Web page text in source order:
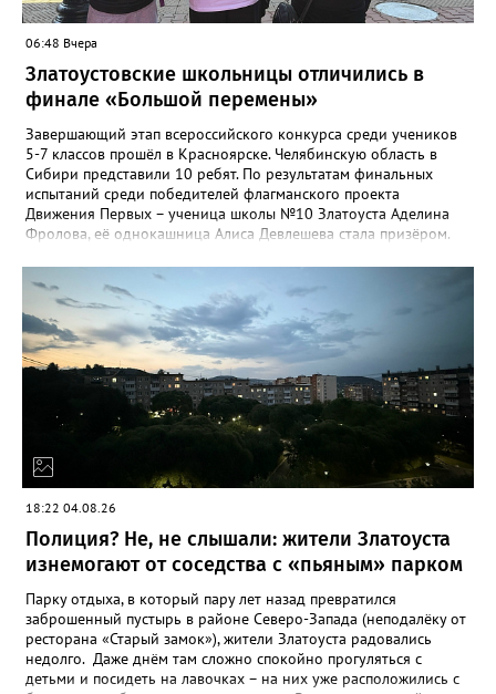
06:48 Вчера
Златоустовские школьницы отличились в
финале «Большой перемены»
Завершающий этап всероссийского конкурса среди учеников
5-7 классов прошёл в Красноярске. Челябинскую область в
Сибири представили 10 ребят. По результатам финальных
испытаний среди победителей флагманского проекта
Движения Первых – ученица школы №10 Златоуста Аделина
Фролова, её однокашница Алиса Девлешева стала призёром.
федеральном университете с участием Президента Российской
Федерации Владимира Путина, который поздравил участников
с успешным завершением конкурса и отметил значимость
проекта для развития талантливой молодёжи», - сообщили в
Движении Первых Златоуста. Победителей Всероссийского
конкурса «Большая перемена» ждёт многодневное
«Путешествие мечты» на специальном поезде РЖД по
маршруту Москва-Владивосток с остановками на Байкале и
космодроме Байконур, а также в крупных городах по дороге.
18:22 04.08.26
Полиция? Не, не слышали: жители Златоуста
изнемогают от соседства с «пьяным» парком
Парку отдыха, в который пару лет назад превратился
заброшенный пустырь в районе Северо-Запада (неподалёку от
ресторана «Старый замок»), жители Златоуста радовались
недолго. Даже днём там сложно спокойно прогуляться с
детьми и посидеть на лавочках – на них уже расположились с